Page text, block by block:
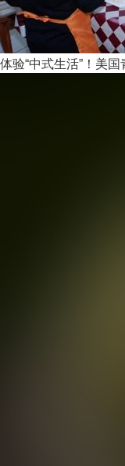
体验“中式生活”！美